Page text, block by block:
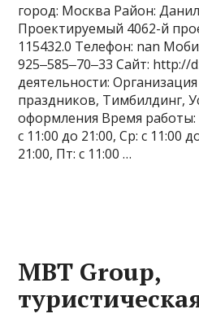
город: Москва Район:
Проектируемый 4062-й
115432.0 Телефон: nan
925‒585‒70‒33 Сайт: http://
деятельности:
праздников, Тимбилдинг,
оформления Время работы:
с 11:00 до 21:00, Ср: с 11:00
21:00, Пт: с 11:00 …
MBT Group,